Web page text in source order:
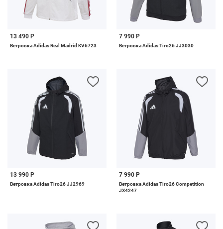
13 490 Р
Ветровка Adidas Real Madrid KV6723
7 990 Р
Ветровка Adidas Tiro26 JJ3030
13 990 Р
Ветровка Adidas Tiro26 JJ2969
7 990 Р
Ветровка Adidas Tiro26 Competition
JX4247